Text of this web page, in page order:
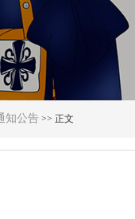
知公告 >> 正文